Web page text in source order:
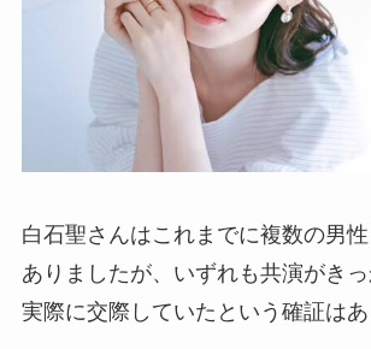
白石聖さんはこれまでに複数の男
ありましたが、いずれも共演がきっ
実際に交際していたという確証はあ